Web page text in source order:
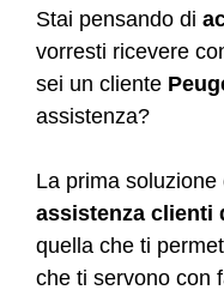
Stai pensando di
vorresti ricevere
sei un cliente
assistenza?
La prima soluzione
assistenza clienti
quella che ti
che ti servono con